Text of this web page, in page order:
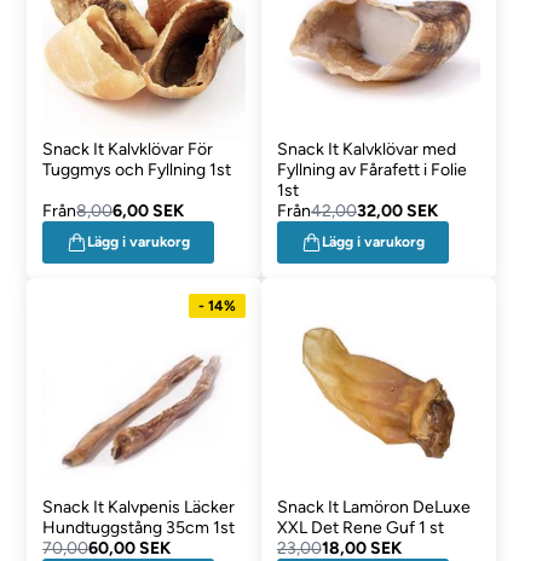
Snack It Kalvklövar För
Tuggmys och Fyllning 1st
Från8,006,00 SEK
Lägg i varukorg
Snack It Kalvklövar med
Fyllning av Fårafett i Folie
1st
Från42,0032,00 SEK
Lägg i varukorg
- 14%
Snack It Kalvpenis Läcker
Hundtuggstång 35cm 1st
70,0060,00 SEK
Snack It Lamöron DeLuxe
XXL Det Rene Guf 1 st
23,0018,00 SEK